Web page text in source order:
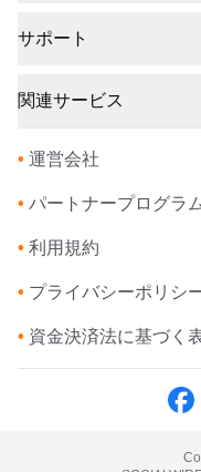
サポート
関連サービス
• 運営会社
• パートナープログラ
• 利用規約
• プライバシーポリシ
• 資金決済法に基づく